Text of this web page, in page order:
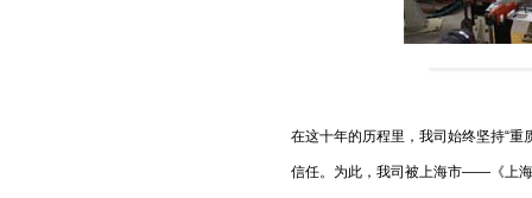
在这十年的历程里，我司始终坚持“
信任。为此，我司被上海市——《上海